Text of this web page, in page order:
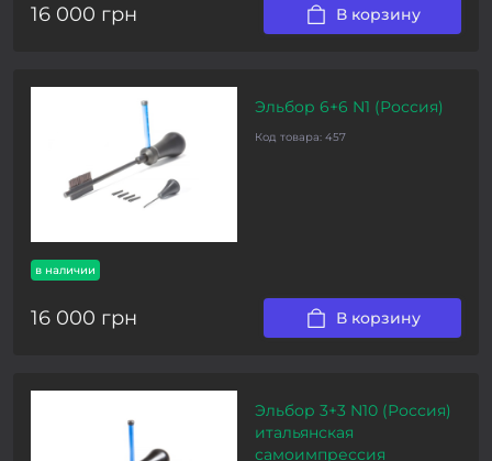
16 000 грн В корзину
в наличии
Эльбор 6+6 N1 (Россия)
Код товара: 457
16 000 грн В корзину
Эльбор 3+3 N10 (Россия)
итальянская
самоимпрессия